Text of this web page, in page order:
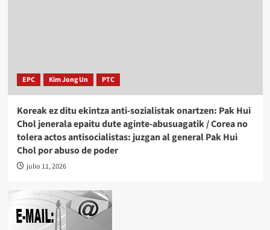
EPC Kim Jong Un PTC
Koreak ez ditu ekintza anti-sozialistak onartzen: Pak Hui
Chol jenerala epaitu dute aginte-abusuagatik / Corea no
tolera actos antisocialistas: juzgan al general Pak Hui
Chol por abuso de poder
julio 11, 2026